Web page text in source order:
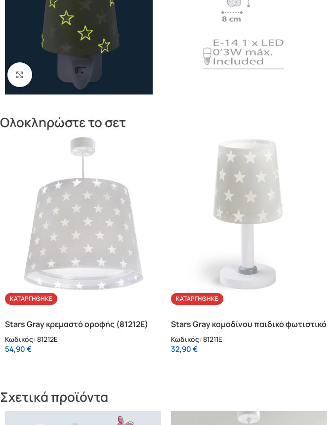
Πατήστε για μεγέθυνση
Ολοκληρώστε το σετ
ΚΑΤΑΡΓΉΘΗΚΕ
Stars Gray κρεμαστό οροφής (81212E)
Κωδικός: 81212E
54,90€
ΚΑΤΑΡΓΉΘΗΚΕ
Stars Gray κομοδίνου παιδικό φωτιστικό
(81211E)
Κωδικός: 81211E
32,90€
Σχετικά προϊόντα